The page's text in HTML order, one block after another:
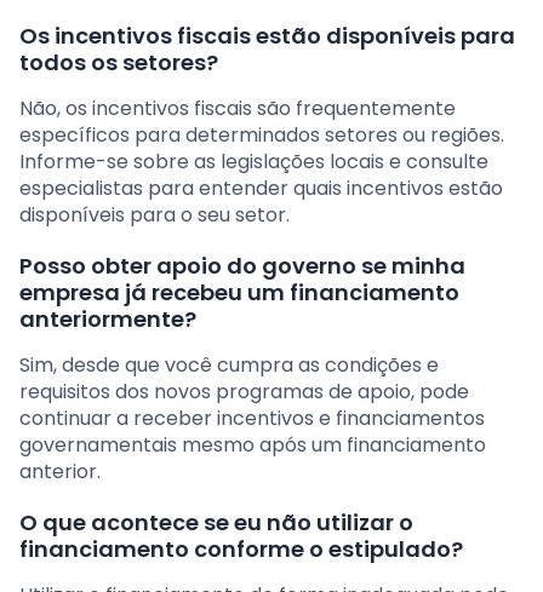
Os incentivos fiscais estão disponíveis para
todos os setores?
Não, os incentivos fiscais são frequentemente
específicos para determinados setores ou regiões.
Informe-se sobre as legislações locais e consulte
especialistas para entender quais incentivos estão
disponíveis para o seu setor.
Posso obter apoio do governo se minha
empresa já recebeu um financiamento
anteriormente?
Sim, desde que você cumpra as condições e
requisitos dos novos programas de apoio, pode
continuar a receber incentivos e financiamentos
governamentais mesmo após um financiamento
anterior.
O que acontece se eu não utilizar o
financiamento conforme o estipulado?